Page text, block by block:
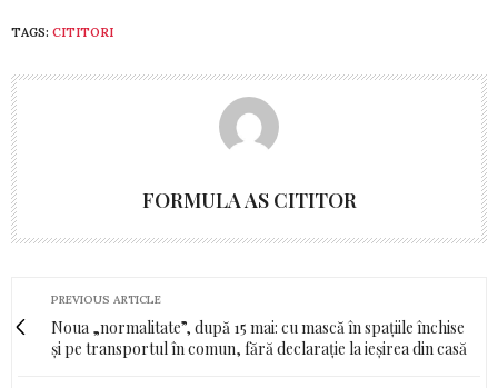
TAGS: CITITORI
FORMULA AS CITITOR
PREVIOUS ARTICLE
Noua „normalitate”, după 15 mai: cu mască în spațiile închise
și pe transportul în comun, fără declarație la ieșirea din casă